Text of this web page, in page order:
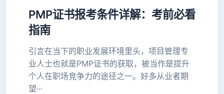
PMP证书报考条件详解：考前必看
指南
引言在当下的职业发展环境里头，项目管理专
业人士也就是PMP证书的获取，被当作是提升
个人在职场竞争力的途径之一。好多从业者期
望···